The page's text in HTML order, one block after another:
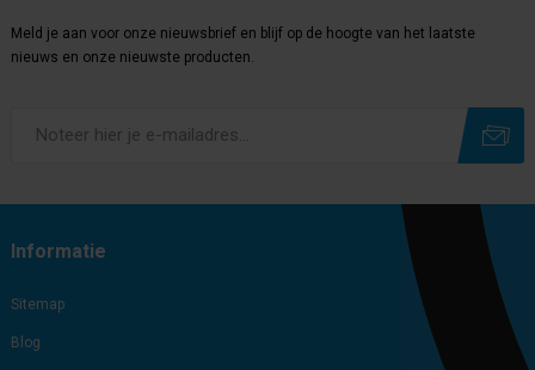
Meld je aan voor onze nieuwsbrief en blijf op de hoogte van het laatste
nieuws en onze nieuwste producten.
Informatie
Sitemap
Blog